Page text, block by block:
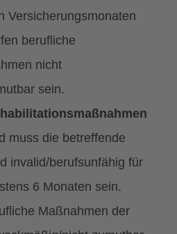
Versicherungsmonaten
berufliche
nicht
sein.
muss die betreffende
invalid/berufsunfähig für
6 Monaten sein.
Maßnahmen der